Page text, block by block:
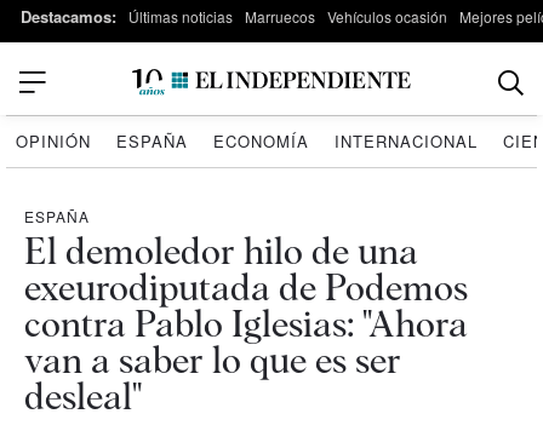
Destacamos: Últimas noticias Marruecos Vehículos ocasión Mejores
OPINIÓN ESPAÑA ECONOMÍA INTERNACIONAL
ESPAÑA
El demoledor hilo de una
exeurodiputada de Podemos
contra Pablo Iglesias: "Ahora
van a saber lo que es ser
desleal"